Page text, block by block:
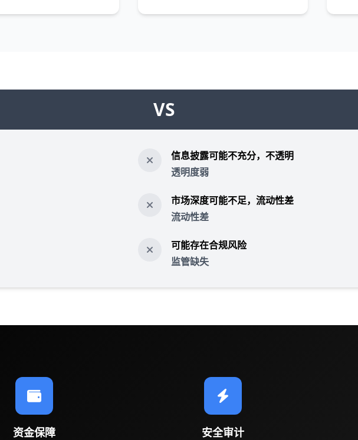
VS
信息披露可能不充分，不透明
透明度弱
市场深度可能不足，流动性差
流动性差
可能存在合规风险
监管缺失
资金保障 安全审计